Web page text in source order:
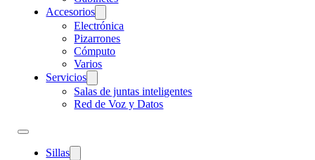
Accesorios
Electrónica
Pizarrones
Cómputo
Varios
Servicios
Salas de juntas inteligentes
Red de Voz y Datos
Sillas